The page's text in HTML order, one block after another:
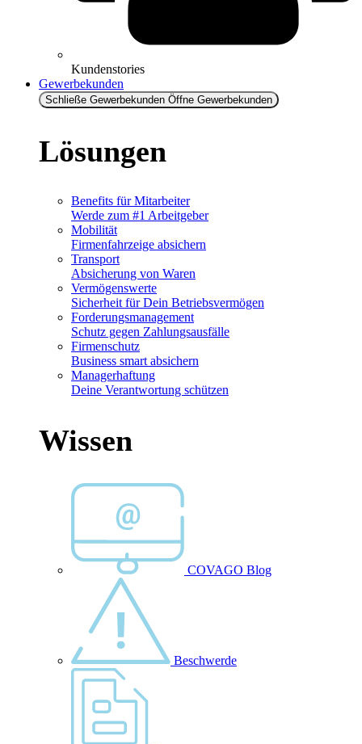
Kundenstories
Gewerbekunden
Schließe Gewerbekunden Öffne Gewerbekunden
Lösungen
Benefits für Mitarbeiter
Werde zum #1 Arbeitgeber
Mobilität
Firmenfahrzeige absichern
Transport
Absicherung von Waren
Vermögenswerte
Sicherheit für Dein Betriebsvermögen
Forderungsmanagement
Schutz gegen Zahlungsausfälle
Firmenschutz
Business smart absichern
Managerhaftung
Deine Verantwortung schützen
Wissen
COVAGO Blog
Beschwerde